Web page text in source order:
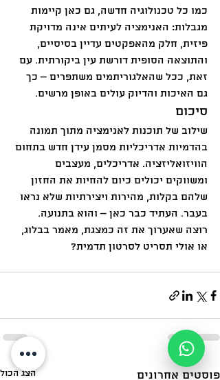
כמו כל טכנולוגיה חדשה, גם כאן קיימות
מגבלות: האנימציה לעיתים אינה מדויקת
פיזית, חלק מהאפקטים עדיין בסיסיים,
והתוצאה הסופית דורשת עין ביקורתית. עם
זאת, ככל שהאלגוריתמים משתפרים – כך
גם האיכות והדיוק עולים באופן מרשים.
סיכום
שילוב של תוכנות לאנימציה מתוך תמונה
בהדמיות אדריכליות מסמן עידן חדש בתחום
הוויזואליזציה. אדריכלים, מעצבים
ומשווקים יכולים כיום להחיות את החזון
שלהם בקלות, מהירות ויצירתיות שלא נראו
בעבר. העתיד כבר כאן – והוא בתנועה.
רוצה שאערוך את זה כמצגת, מאמר בבלוג,
או אולי תסריט לסרטון תדמית?
פוסטים אחרונים הצג הכול